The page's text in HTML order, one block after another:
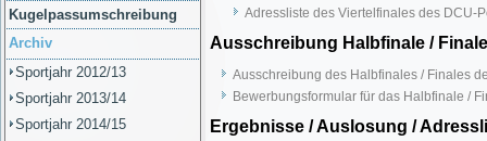
Kugelpassumschreibung
Archiv
Sportjahr 2012/13
Sportjahr 2013/14
Sportjahr 2014/15
Adressliste des Viertelfinales des DCU-
Ausschreibung Halbfinale /
Ausschreibung des Halbfinales / Finales
Bewerbungsformular für das Halbfinale /
Ergebnisse / Auslosung /